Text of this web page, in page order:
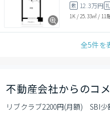
敷 12.3万円 礼
1K / 25.33㎡ / 11
全5件を
不動産会社からのコ
リブクラブ2200円(月額)　SBI